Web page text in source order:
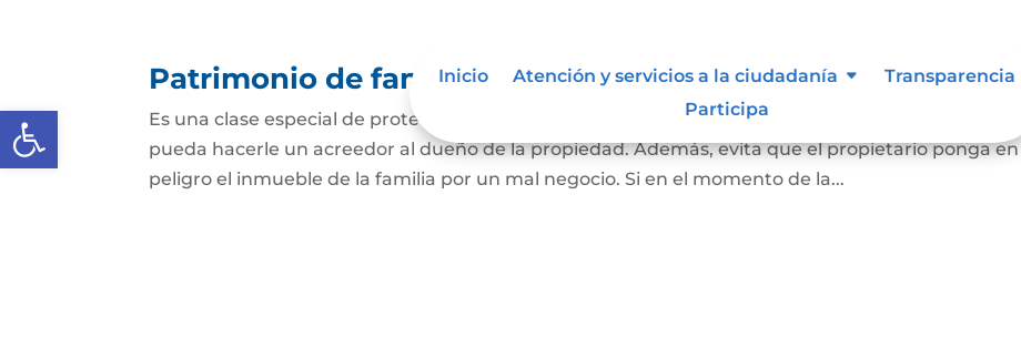
Abrir barra de herramientas
Inicio Atención y servicios a la ciudadanía
Transparencia
Participa
Patrimonio de familia inembargable
Es una clase especial de protección de la vivienda de una familia, que impide el embargo que
pueda hacerle un acreedor al dueño de la propiedad. Además, evita que el propietario ponga en
peligro el inmueble de la familia por un mal negocio. Si en el momento de la...